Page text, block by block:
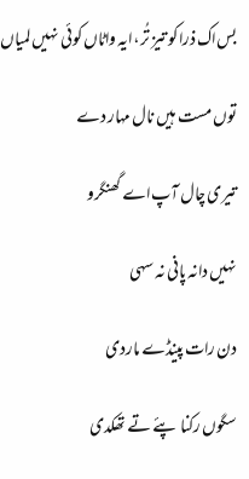
بس اک ذرا کو تیز تُر، ایہ واٹاں کوئی نہیں لمیاں
توں مست ہیں نال مہار دے
تیری چال آپ اے گھنگرو
نہیں دانہ پانی نہ سہی
دن رات پینڈے ماردی
سگوں رکنا پئے تے تھکدی